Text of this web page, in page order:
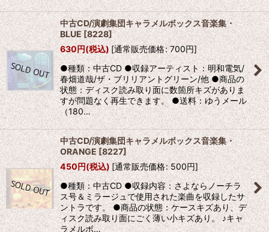
中古CD/演劇集団キャラメルボックス音楽集・
BLUE[8228]
630円(税込) [通常販売価格: 700円]
●種類：中古CD ●収録アーティスト：明和電気/
春畑道哉/ザ・ブリリアントグリーン/他 ●商品の
状態：ディスク読み取り面に数箇所キズがありま
すが問題なく再生できます。 ●送料：ゆうメール
（180…
中古CD/演劇集団キャラメルボックス音楽集・
ORANGE [8227]
450円(税込)[通常販売価格: 500円]
●種類：中古CD ●収録内容：さよならノーチラ
ス号＆ミラージュで使用された楽曲を収録したサ
ントラです。 ●商品の状態：ケースキズあり、デ
ィスク読み取り面にごく薄い小キズあり。 ♪キャ
ラメルボ…